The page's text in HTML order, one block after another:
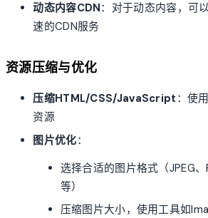
动态内容CDN：对于动态内容，可
速的CDN服务
资源压缩与优化
压缩HTML/CSS/JavaScript ：使
资源
图片优化：
选择合适的图片格式（JPEG
等）
压缩图片大小，使用工具如